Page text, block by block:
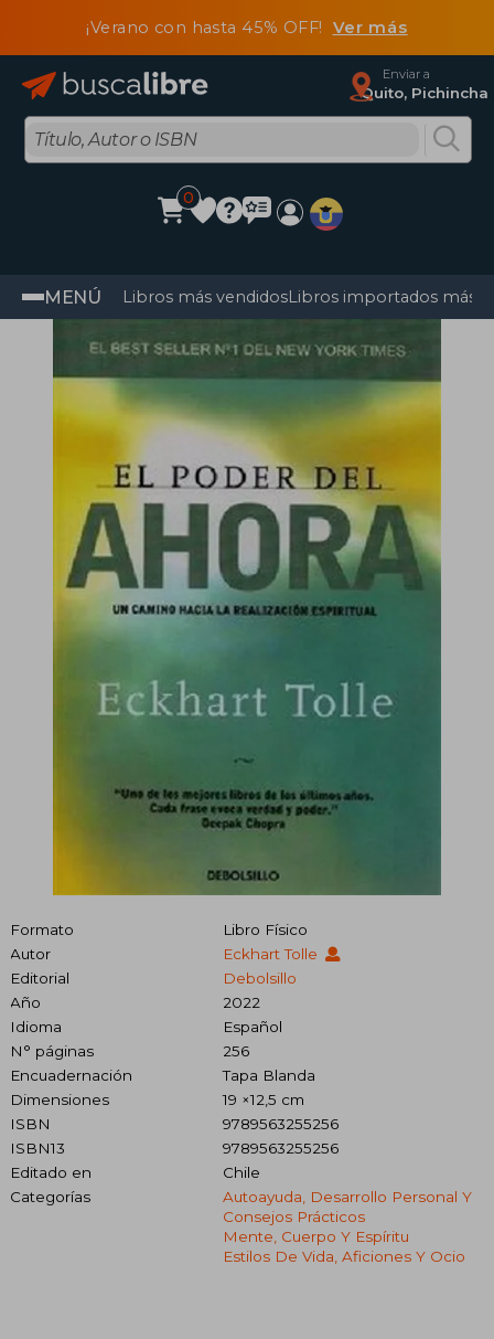
¡Verano con hasta 45% OFF! Ver más
Enviar a
Quito, Pichincha
0
MENÚ Libros más vendidosLibros importados más
Formato
Libro Físico
Autor
Eckhart Tolle
Editorial
Debolsillo
Año
2022
Idioma
Español
N° páginas
256
Encuadernación
Tapa Blanda
Dimensiones
19 ×12,5 cm
ISBN
9789563255256
ISBN13
9789563255256
Editado en
Chile
Categorías
Autoayuda, Desarrollo Personal Y
Consejos Prácticos
Mente, Cuerpo Y Espíritu
Estilos De Vida, Aficiones Y Ocio